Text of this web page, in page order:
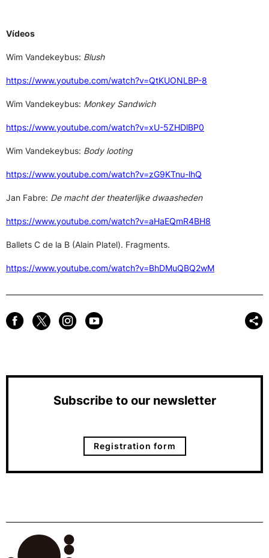
Vídeos
Wim Vandekeybus: Blush
https://www.youtube.com/watch?v=QtKUONLBP-8
Wim Vandekeybus: Monkey Sandwich
https://www.youtube.com/watch?v=xU-5ZHDlBP0
Wim Vandekeybus: Body looting
https://www.youtube.com/watch?v=zG9KTnu-lhQ
Jan Fabre: De macht der theaterlijke dwaasheden
https://www.youtube.com/watch?v=aHaEQmR4BH8
Ballets C de la B (Alain Platel). Fragments.
https://www.youtube.com/watch?v=BhDMuQBQ2wM
Subscribe to our newsletter
Registration form